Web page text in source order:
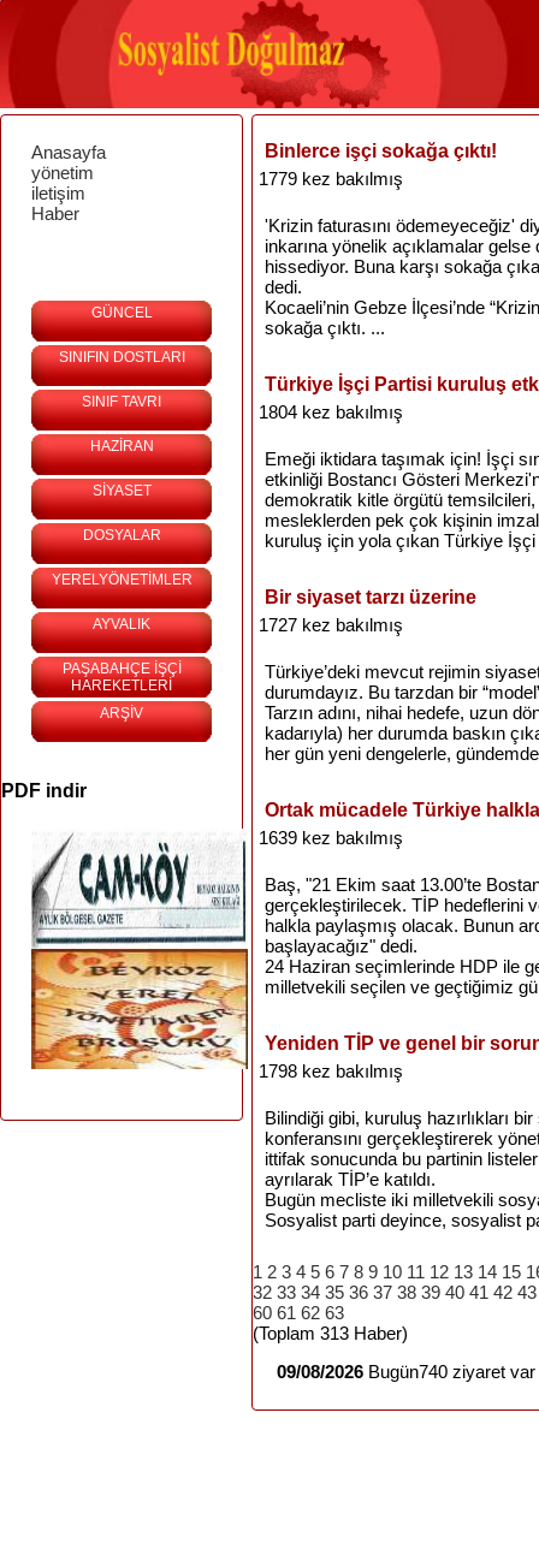
Anasayfa
yönetim
iletişim
Haber
GÜNCEL
SINIFIN DOSTLARI
SINIF TAVRI
HAZİRAN
SİYASET
DOSYALAR
YERELYÖNETİMLER
AYVALIK
PAŞABAHÇE İŞÇİ
HAREKETLERİ
ARŞİV
PDF indir
Binlerce işçi sokağa çıktı!
1779 kez bakılmış
'Krizin faturasını ödemeyeceğiz'
inkarına yönelik açıklamalar
hissediyor. Buna karşı sokağa
dedi.
Kocaeli’nin Gebze İlçesi’nde
sokağa çıktı. ...
Türkiye İşçi Partisi kuruluş
1804 kez bakılmış
Emeği iktidara taşımak için! İşçi
etkinliği Bostancı Gösteri
demokratik kitle örgütü
mesleklerden pek çok kişinin
kuruluş için yola çıkan Türkiye
Bir siyaset tarzı üzerine
1727 kez bakılmış
Türkiye’deki mevcut rejimin
durumdayız. Bu tarzdan bir
Tarzın adını, nihai hedefe, uzun
kadarıyla) her durumda baskın
her gün yeni dengelerle,
Ortak mücadele Türkiye
1639 kez bakılmış
Baş, "21 Ekim saat 13.00’te
gerçekleştirilecek. TİP hedeflerini
halkla paylaşmış olacak. Bunun
başlayacağız" dedi.
24 Haziran seçimlerinde HDP ile
milletvekili seçilen ve geçtiğimiz
Yeniden TİP ve genel bir
1798 kez bakılmış
Bilindiği gibi, kuruluş hazırlıkları
konferansını gerçekleştirerek
ittifak sonucunda bu partinin
ayrılarak TİP’e katıldı.
Bugün mecliste iki milletvekili
Sosyalist parti deyince, sosyalist
1 2 3 4 5 6 7 8 9 10 11 12 13 14 15
32 33 34 35 36 37 38 39 40 41 42 43
60 61 62 63
(Toplam 313 Haber)
09/08/2026 Bugün740 ziyaret